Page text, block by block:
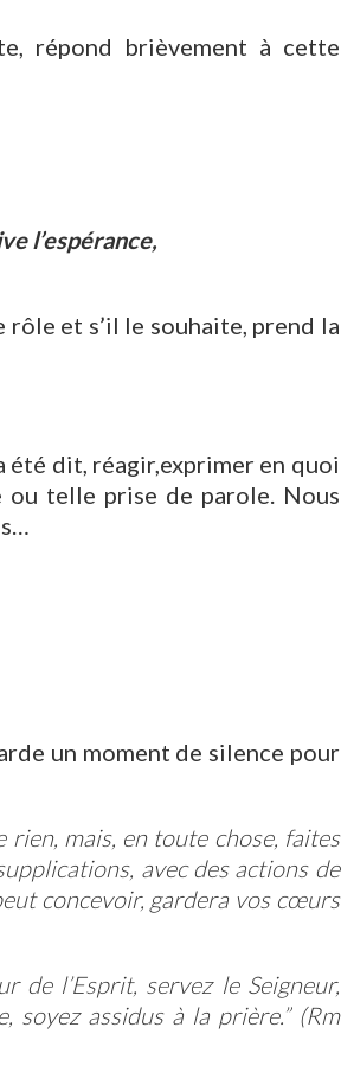
répond brièvement à cette
l’espérance,
et s’il le souhaite, prend la
été dit, réagir,exprimer en quoi
ou telle prise de parole. Nous
un moment de silence pour
rien, mais, en toute chose, faites
avec des actions de
concevoir, gardera vos cœurs
de l’Esprit, servez le Seigneur,
soyez assidus à la prière.” (Rm